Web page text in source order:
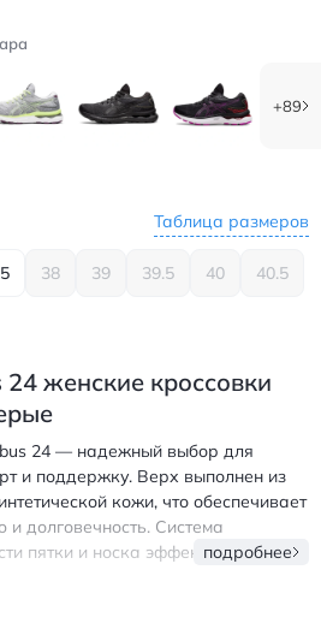
+89
Таблица размеров
38 39 39.5 40 40.5
женские кроссовки
24 — надежный выбор для
и поддержку. Верх выполнен из
кожи, что обеспечивает
долговечность. Система
пятки и носка эффективно гасит
позволяет сохранять
подробнее